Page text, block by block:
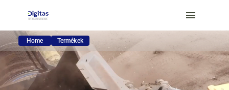
Home Termékek